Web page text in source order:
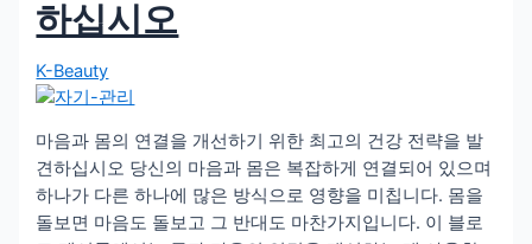
적
인
건
강
관
하십시오
K-Beauty
마음과 몸의 연결을 개선하기 위한 최고의 건강 전략을 발
견하십시오 당신의 마음과 몸은 복잡하게 연결되어 있으며
하나가 다른 하나에 많은 방식으로 영향을 미칩니다. 몸을
돌보면 마음도 돌보고 그 반대도 마찬가지입니다. 이 블로